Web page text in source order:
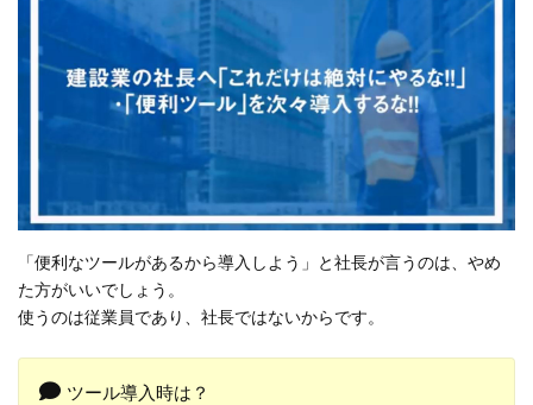
「便利なツールがあるから導入しよう」と社長が言うのは、やめ
た方がいいでしょう。
使うのは従業員であり、社長ではないからです。
ツール導入時は？